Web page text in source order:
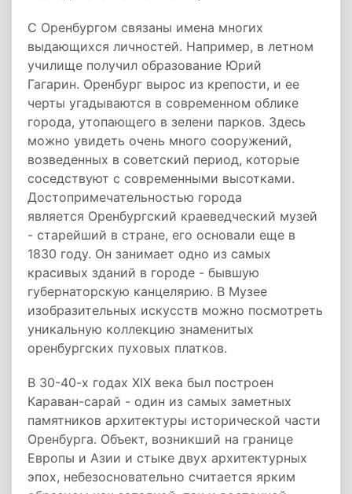
С Оренбургом связаны имена многих
выдающихся личностей. Например, в летном
училище получил образование Юрий
Гагарин. Оренбург вырос из крепости, и ее
черты угадываются в современном облике
города, утопающего в зелени парков. Здесь
можно увидеть очень много сооружений,
возведенных в советский период, которые
соседствуют с современными высотками.
Достопримечательностью города
является Оренбургский краеведческий музей
- старейший в стране, его основали еще в
1830 году. Он занимает одно из самых
красивых зданий в городе - бывшую
губернаторскую канцелярию. В Музее
изобразительных искусств можно посмотреть
уникальную коллекцию знаменитых
оренбургских пуховых платков.
В 30-40-х годах XIX века был построен
Караван-сарай - один из самых заметных
памятников архитектуры исторической части
Оренбурга. Объект, возникший на границе
Европы и Азии и стыке двух архитектурных
эпох, небезосновательно считается ярким